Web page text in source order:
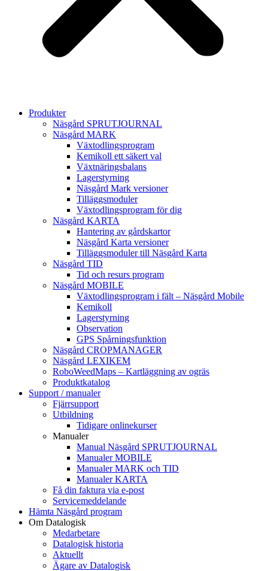
Produkter
Näsgård SPRUTJOURNAL
Näsgård MARK
Växtodlingsprogram
Kemikoll ett säkert val
Växtnäringsbalans
Lagerstyrning
Näsgård Mark versioner
Tilläggsmoduler
Växtodlingsprogram för dig
Näsgård KARTA
Hantering av gårdskartor
Näsgård Karta versioner
Tilläggsmoduler till Näsgård Karta
Näsgård TID
Tid och resurs program
Näsgård MOBILE
Växtodlingsprogram i fält – Näsgård Mobile
Kemikoll
Lagerstyrning
Observation
GPS Spårningsfunktion
Näsgård CROPMANAGER
Näsgård LEXIKEM
RoboWeedMaps – Kartläggning av ogräs
Produktkatalog
Support / manualer
Fjärrsupport
Utbildning
Tidigare onlinekurser
Manualer
Manual Näsgård SPRUTJOURNAL
Manualer MOBILE
Manualer MARK och TID
Manualer KARTA
Få din faktura via e-post
Servicemeddelande
Hämta Näsgård program
Om Datalogisk
Medarbetare
Datalogisk historia
Aktuellt
Ägare av Datalogisk